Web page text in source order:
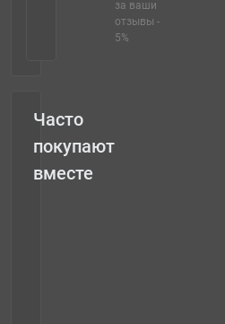
за ваши
отзывы -
5%
Часто
покупают
вместе